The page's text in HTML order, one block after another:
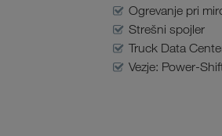
Ogrevanje pri
Strešni spojler
Truck Data
Vezje: Power-